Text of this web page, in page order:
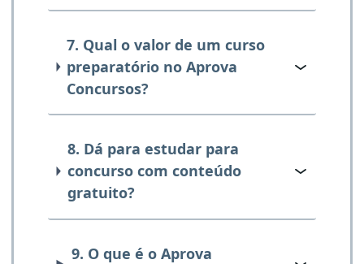
7. Qual o valor de um curso
preparatório no Aprova
Concursos?
8. Dá para estudar para
concurso com conteúdo
gratuito?
9. O que é o Aprova